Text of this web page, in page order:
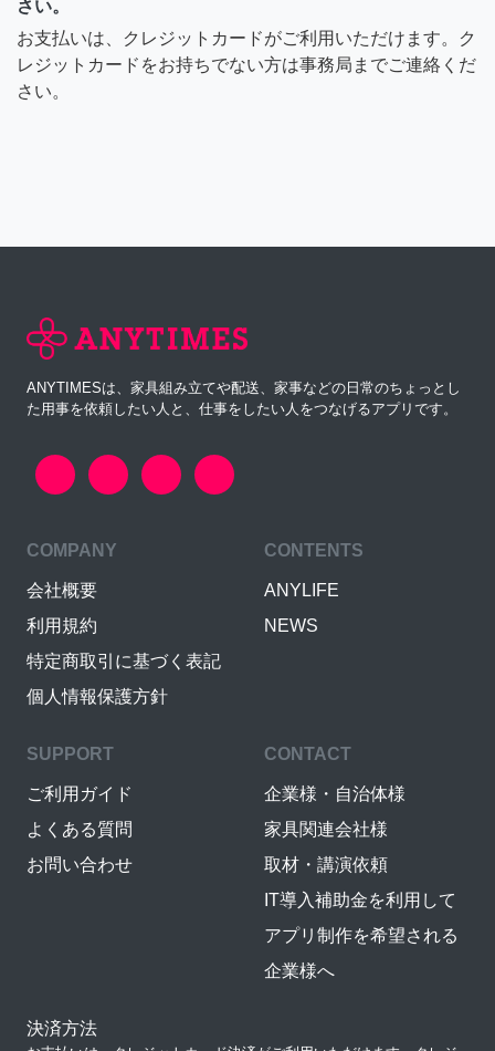
さい。
お支払いは、クレジットカードがご利用いただけます。ク
レジットカードをお持ちでない方は事務局までご連絡くだ
さい。
ANYTIMESは、家具組み立てや配送、家事などの日常のちょっとし
た用事を依頼したい人と、仕事をしたい人をつなげるアプリです。
COMPANY
会社概要
利用規約
特定商取引に基づく表記
個人情報保護方針
CONTENTS
ANYLIFE
NEWS
SUPPORT
ご利用ガイド
よくある質問
お問い合わせ
CONTACT
企業様・自治体様
家具関連会社様
取材・講演依頼
IT導入補助金を利用して
アプリ制作を希望される
企業様へ
決済方法